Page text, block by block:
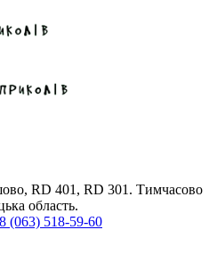
RD 401, RD 301. Тимчасово
область.
8 (063) 518-59-60